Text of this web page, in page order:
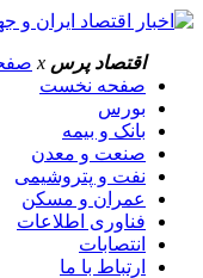
اقتصاد پرس x
صفحه نخست
بورس
بانک و بیمه
صنعت و معدن
نفت و پتروشیمی
عمران و مسکن
فناوری اطلاعات
انتصابات
ارتباط با ما